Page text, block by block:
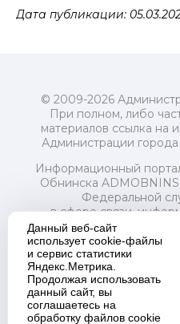
Дата публикации:
© 2009-2026
При полном, либо
материалов ссылка на
Администрации
Информационный
Обнинска
Федеральной
в сфере связи,
и массовых
2018
Свидетельство о
Учредитель:
распорядительный орган)
Обнинск". Главный
Данный веб-сайт
использует cookie-файлы
и сервис статистики
Яндекс.Метрика.
Продолжая использовать
данный сайт, вы
соглашаетесь на
обработку файлов cookie